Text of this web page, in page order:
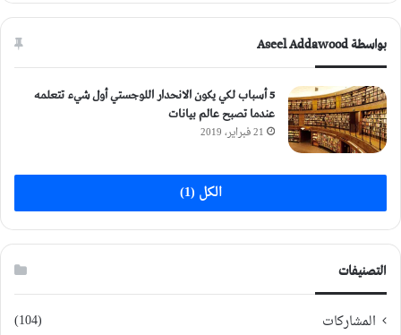
بواسطة Aseel Addawood
5 أسباب لكي يكون الانحدار اللوجستي أول شيء تتعلمه
عندما تصبح عالم بيانات
21 فبراير، 2019
الكل (1)
التصنيفات
المشاركات (104)